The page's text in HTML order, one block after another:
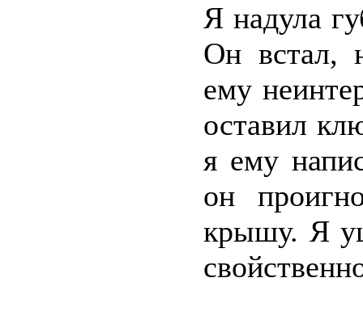
Я надула
Он встал,
ему
оставил
я ему
он
крышу. Я